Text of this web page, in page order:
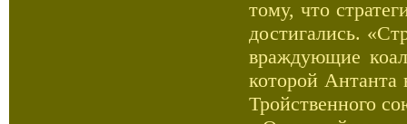
тому, что
достигались.
враждующие
которой Антанта
Тройственного